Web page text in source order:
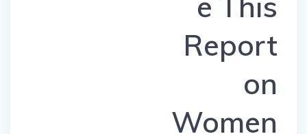
Report
on
Women